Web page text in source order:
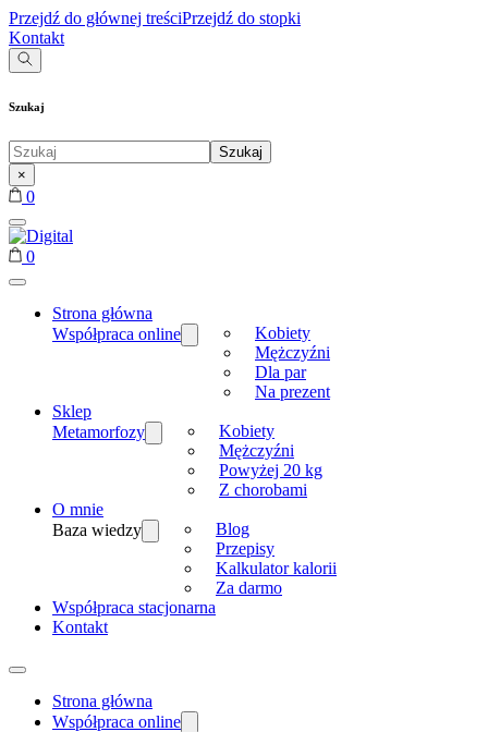
Przejdź do głównej treściPrzejdź do stopki
Kontakt
Szukaj
Szukaj
...
Szukaj
×
0
0
Strona główna
Współpraca online
Kobiety
Mężczyźni
Dla par
Na prezent
Sklep
Metamorfozy
Kobiety
Mężczyźni
Powyżej 20 kg
Z chorobami
O mnie
Baza wiedzy
Blog
Przepisy
Kalkulator kalorii
Za darmo
Współpraca stacjonarna
Kontakt
Strona główna
Współpraca online